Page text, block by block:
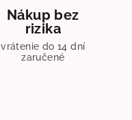
Nákup bez
rizika
vrátenie do 14 dní
zaručené